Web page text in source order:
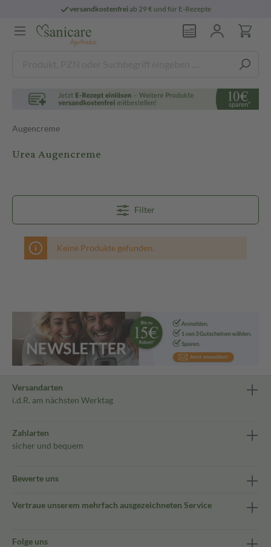
versandkostenfreiab 29 € und für E-Rezepte
Augencreme
Urea Augencreme
Filter
Keine Produkte gefunden.
Versandarten
i.d.R. am nächsten Werktag
Zahlarten
sicher und bequem
Bewerte uns
Vertraue unserem mehrfach ausgezeichneten Service
Folge uns